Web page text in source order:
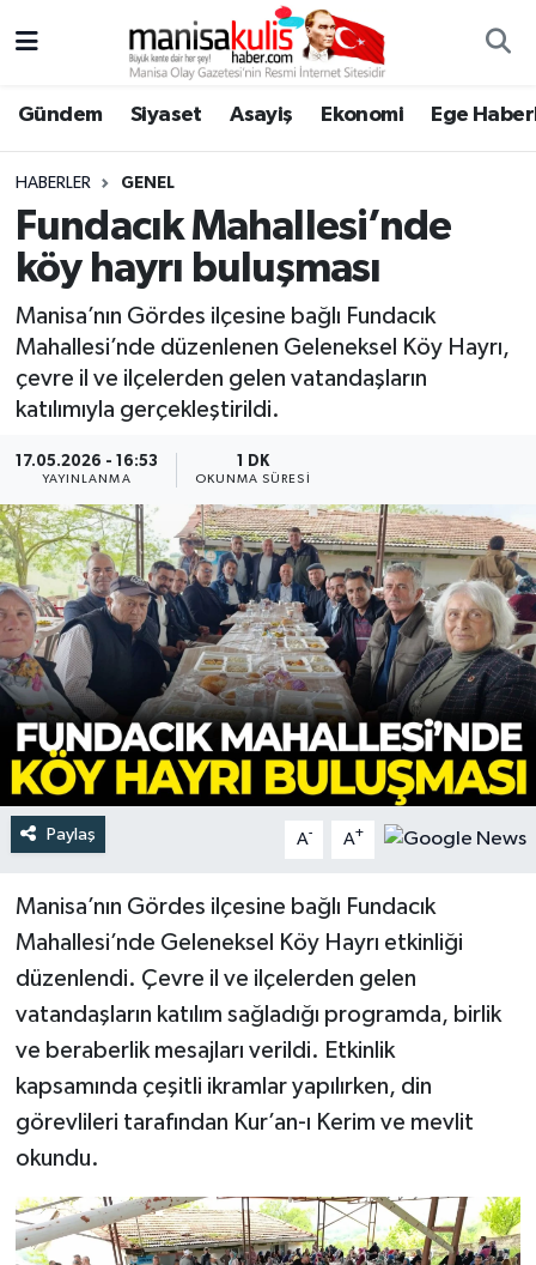
Gündem Siyaset Asayiş Ekonomi Ege
HABERLER GENEL
Fundacık Mahallesi’nde
köy hayrı buluşması
Manisa’nın Gördes ilçesine bağlı Fundacık
Mahallesi’nde düzenlenen Geleneksel Köy Hayrı,
çevre il ve ilçelerden gelen vatandaşların
katılımıyla gerçekleştirildi.
17.05.2026 - 16:53
YAYINLANMA
1 DK
OKUNMA SÜRESI
Paylaş A- A+
Manisa’nın Gördes ilçesine bağlı Fundacık
Mahallesi’nde Geleneksel Köy Hayrı etkinliği
düzenlendi. Çevre il ve ilçelerden gelen
vatandaşların katılım sağladığı programda, birlik
ve beraberlik mesajları verildi. Etkinlik
kapsamında çeşitli ikramlar yapılırken, din
görevlileri tarafından Kur’an-ı Kerim ve mevlit
okundu.
Ege Haberleri
Ekonomi
Genel
Gündem
Resmi İlan
Siyaset
Spor
Türkiye
Yaşam
Yunusemre Hava Durumu
Yunusemre Trafik Yoğunluk Haritası
Süper Lig Puan Durumu ve Fikstür
Tüm Manşetler
Son Dakika Haberleri
Haber Arşivi